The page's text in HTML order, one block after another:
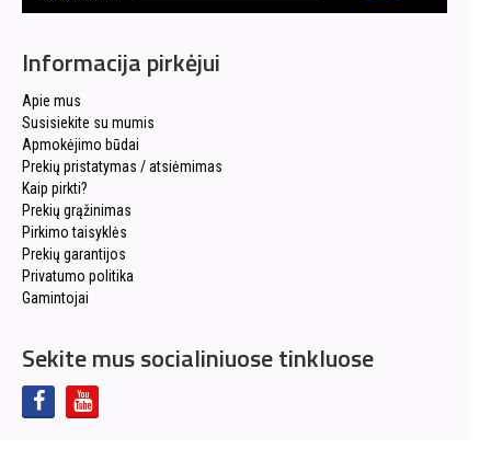
Informacija pirkėjui
Apie mus
Susisiekite su mumis
Apmokėjimo būdai
Prekių pristatymas / atsiėmimas
Kaip pirkti?
Prekių grąžinimas
Pirkimo taisyklės
Prekių garantijos
Privatumo politika
Gamintojai
Sekite mus socialiniuose tinkluose